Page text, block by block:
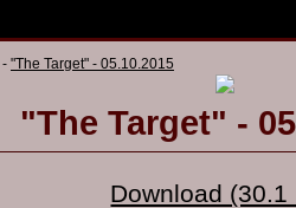
- "The Target" - 05.10.2015
"The Target" -
Download (30.1